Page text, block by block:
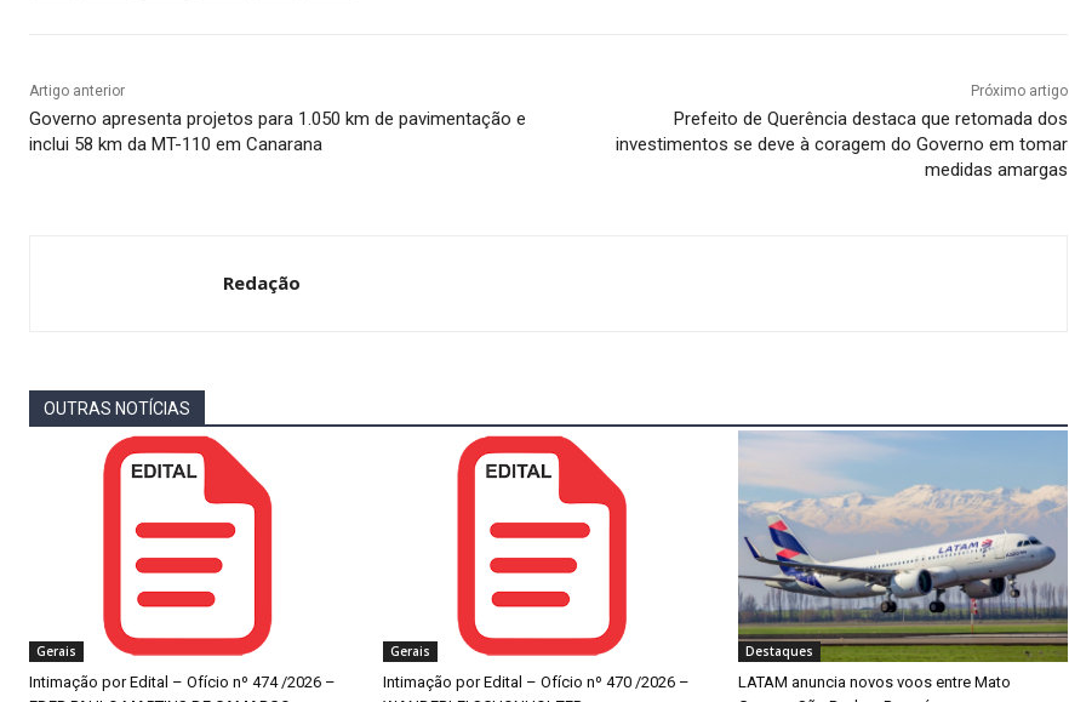
Artigo anterior
Governo apresenta projetos para 1.050 km de pavimentação e
inclui 58 km da MT-110 em Canarana
Próximo artigo
Prefeito de Querência destaca que retomada dos
investimentos se deve à coragem do Governo em tomar
medidas amargas
Redação
OUTRAS NOTÍCIAS
Gerais
Intimação por Edital – Ofício nº 474 /2026 –
Gerais
Intimação por Edital – Ofício nº 470 /2026 –
Destaques
LATAM anuncia novos voos entre Mato